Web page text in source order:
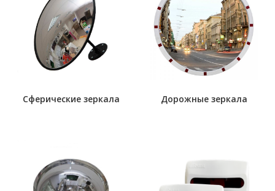
Сферические зеркала Дорожные зеркала